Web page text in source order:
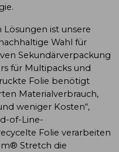
ist unsere
Wahl für
Sekundärverpackung
für Multipacks und
Folie benötigt
Materialverbrauch,
weniger Kosten“,
of-Line-
Folie verarbeiten
Stretch die